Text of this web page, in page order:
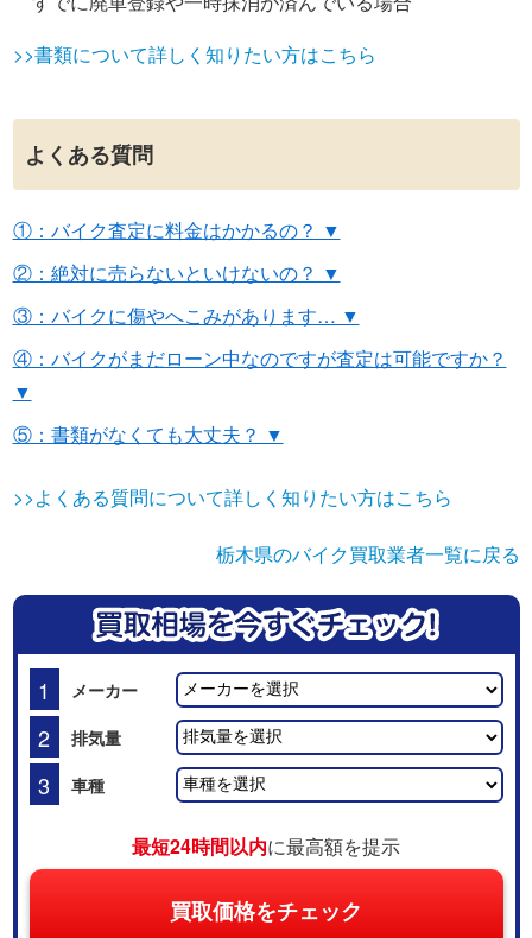
>>書類について詳しく知りたい方はこちら
よくある質問
①：バイク査定に料金はかかるの？ ▼
②：絶対に売らないといけないの？ ▼
③：バイクに傷やへこみがあります… ▼
④：バイクがまだローン中なのですが査定は可能ですか？
▼
⑤：書類がなくても大丈夫？ ▼
>>よくある質問について詳しく知りたい方はこちら
栃木県のバイク買取業者一覧に戻る
1 メーカー
2 排気量
3 車種
最短24時間以内に最高額を提示
買取価格をチェック